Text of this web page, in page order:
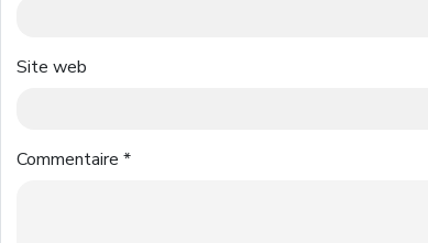
Site web
Commentaire *